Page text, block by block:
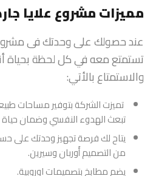
مميزات مشروع علايا
عند حصولك على وحدتك فى
تستمتع معه في كل لحظة بحياة
والاستمتاع بالأتي:
تميزت الشركة بتوفير مساحات
تبعث الهدوء النفسي وضمان حياة
يتاح لك فرصة تجهيز وحدتك على
من التصميم أَوربان وسيرين.
يضم مطابخ بتصميمات اوروبية.